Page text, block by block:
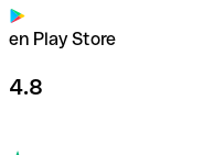
en Play Store
4.8